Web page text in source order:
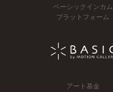
ベーシックインカム
プラットフォーム
アート基金